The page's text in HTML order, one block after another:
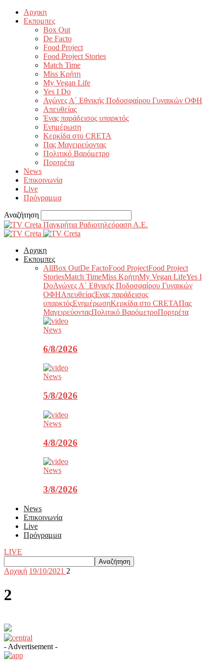
Αρχικη
Εκπομπες
Box Out
De Facto
Food Project
Food Project Stories
Match Time
Miss Κρήτη
My Vegan Life
Yes I Do
Αγώνες Α΄ Εθνικής Ποδοσφαίρου Γυναικών ΟΦΗ
Απευθείας
Ένας παράδεισος υπαρκτός
Ενημέρωση
Κερκίδα στο CRETA
Πας Μαγειρεύοντας
Πολιτικό Βαρόμετρο
Πορτρέτα
News
Επικοινωνία
Live
Πρόγραμμα
Αναζήτηση
Παγκρήτια Ραδιοτηλεόραση Α.Ε.
Αρχικη
Εκπομπες
AllBox OutDe FactoFood ProjectFood Project
StoriesMatch TimeMiss ΚρήτηMy Vegan LifeYes I
DoΑγώνες Α΄ Εθνικής Ποδοσφαίρου Γυναικών
ΟΦΗΑπευθείαςΈνας παράδεισος
υπαρκτόςΕνημέρωσηΚερκίδα στο CRETAΠας
ΜαγειρεύονταςΠολιτικό ΒαρόμετροΠορτρέτα
News
6/8/2026
News
5/8/2026
News
4/8/2026
News
3/8/2026
News
Επικοινωνία
Live
Πρόγραμμα
LIVE
Αρχική 19/10/2021 2
2
- Advertisement -